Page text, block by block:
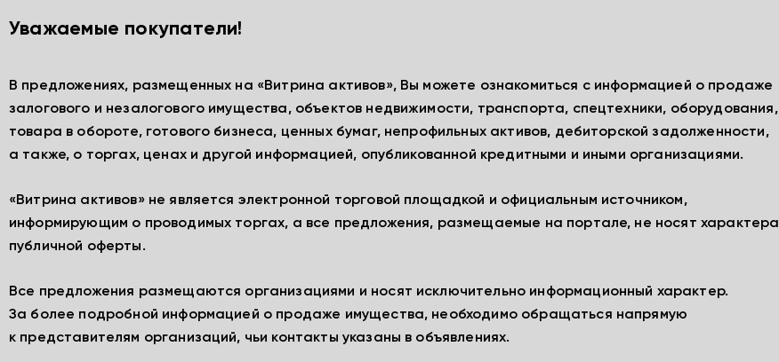
Уважаемые покупатели!
В предложениях, размещенных на «Витрина активов», Вы можете ознакомиться с информацией о продаже
залогового и незалогового имущества, объектов недвижимости, транспорта, спецтехники, оборудования,
товара в обороте, готового бизнеса, ценных бумаг, непрофильных активов, дебиторской задолженности,
а также, о торгах, ценах и другой информацией, опубликованной кредитными и иными организациями.
«Витрина активов» не является электронной торговой площадкой и официальным источником,
информирующим о проводимых торгах, а все предложения, размещаемые на портале, не носят характера
публичной оферты.
Все предложения размещаются организациями и носят исключительно информационный характер.
За более подробной информацией о продаже имущества, необходимо обращаться напрямую
к представителям организаций, чьи контакты указаны в объявлениях.